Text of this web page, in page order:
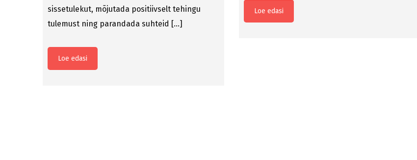
Loe edasi
sissetulekut, mõjutada positiivselt tehingu
tulemust ning parandada suhteid […]
Loe edasi